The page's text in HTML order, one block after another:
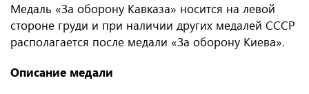
Медаль «За оборону Кавказа» носится на левой
стороне груди и при наличии других медалей СССР
располагается после медали «За оборону Киева».
Описание медали